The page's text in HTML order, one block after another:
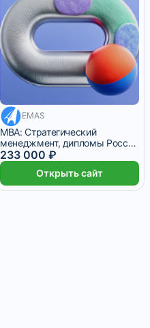
19 416 ₽/мес
EMAS
MBA: Стратегический
менеджмент, дипломы России
и Швейцарии
233 000 ₽
Открыть сайт